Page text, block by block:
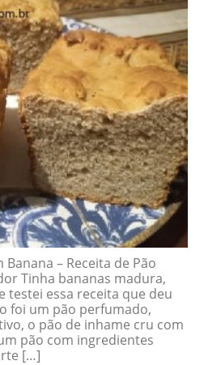
– Receita de Pão
Tinha bananas madura,
testei essa receita que deu
foi um pão perfumado,
o pão de inhame cru com
pão com ingredientes
[…]